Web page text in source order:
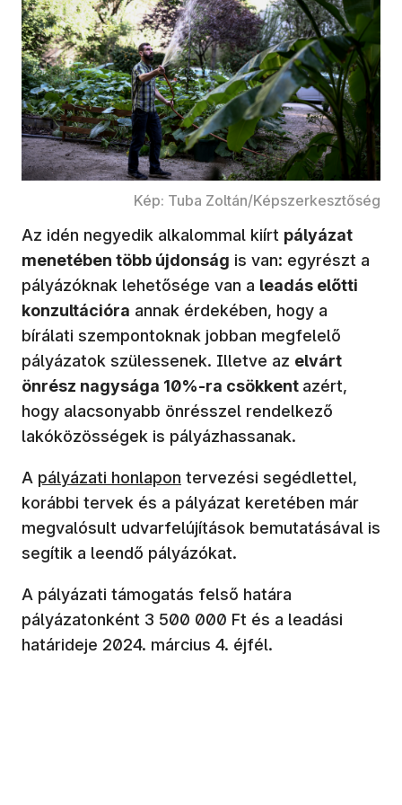
Kép: Tuba Zoltán/Képszerkesztőség
Az idén negyedik alkalommal kiírt pályázat
menetében több újdonság is van: egyrészt a
pályázóknak lehetősége van a leadás előtti
konzultációra annak érdekében, hogy a
bírálati szempontoknak jobban megfelelő
pályázatok szülessenek. Illetve az elvárt
önrész nagysága 10%-ra csökkent azért,
hogy alacsonyabb önrésszel rendelkező
lakóközösségek is pályázhassanak.
A pályázati honlapon tervezési segédlettel,
korábbi tervek és a pályázat keretében már
megvalósult udvarfelújítások bemutatásával is
segítik a leendő pályázókat.
A pályázati támogatás felső határa
pályázatonként 3 500 000 Ft és a leadási
határideje 2024. március 4. éjfél.